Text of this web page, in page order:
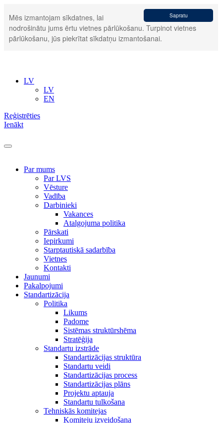
Sapratu
Mēs izmantojam sīkdatnes, lai
nodrošinātu jums ērtu vietnes pārlūkošanu. Turpinot vietnes
pārlūkošanu, jūs piekrītat sīkdatņu izmantošanai.
LV
LV
EN
Reģistrēties
Ienākt
Par mums
Par LVS
Vēsture
Vadība
Darbinieki
Vakances
Atalgojuma politika
Pārskati
Iepirkumi
Starptautiskā sadarbība
Vietnes
Kontakti
Jaunumi
Pakalpojumi
Standartizācija
Politika
Likums
Padome
Sistēmas struktūrshēma
Stratēģija
Standartu izstrāde
Standartizācijas struktūra
Standartu veidi
Standartizācijas process
Standartizācijas plāns
Projektu aptauja
Standartu tulkošana
Tehniskās komitejas
Komiteju izveidošana